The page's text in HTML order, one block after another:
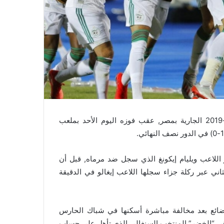
تأهل المنتخب الجزائري لكرة القدم لنهائي كأس أمم افريقيا-2019 الجارية بمصر, عقب فوزه اليوم الأحد بملعب
المنتخب الجزائري باب التسجيل في الدقيقة ال40 عبر اللاعب ويليام إيكونغ الذي سجل ضد مرماه, قبل أن
عبر ركلة جزاء سجلها اللاعب إيغالو في الدقيقة
بعد مخالفة مباشرة أسكنها في شباك الحارس